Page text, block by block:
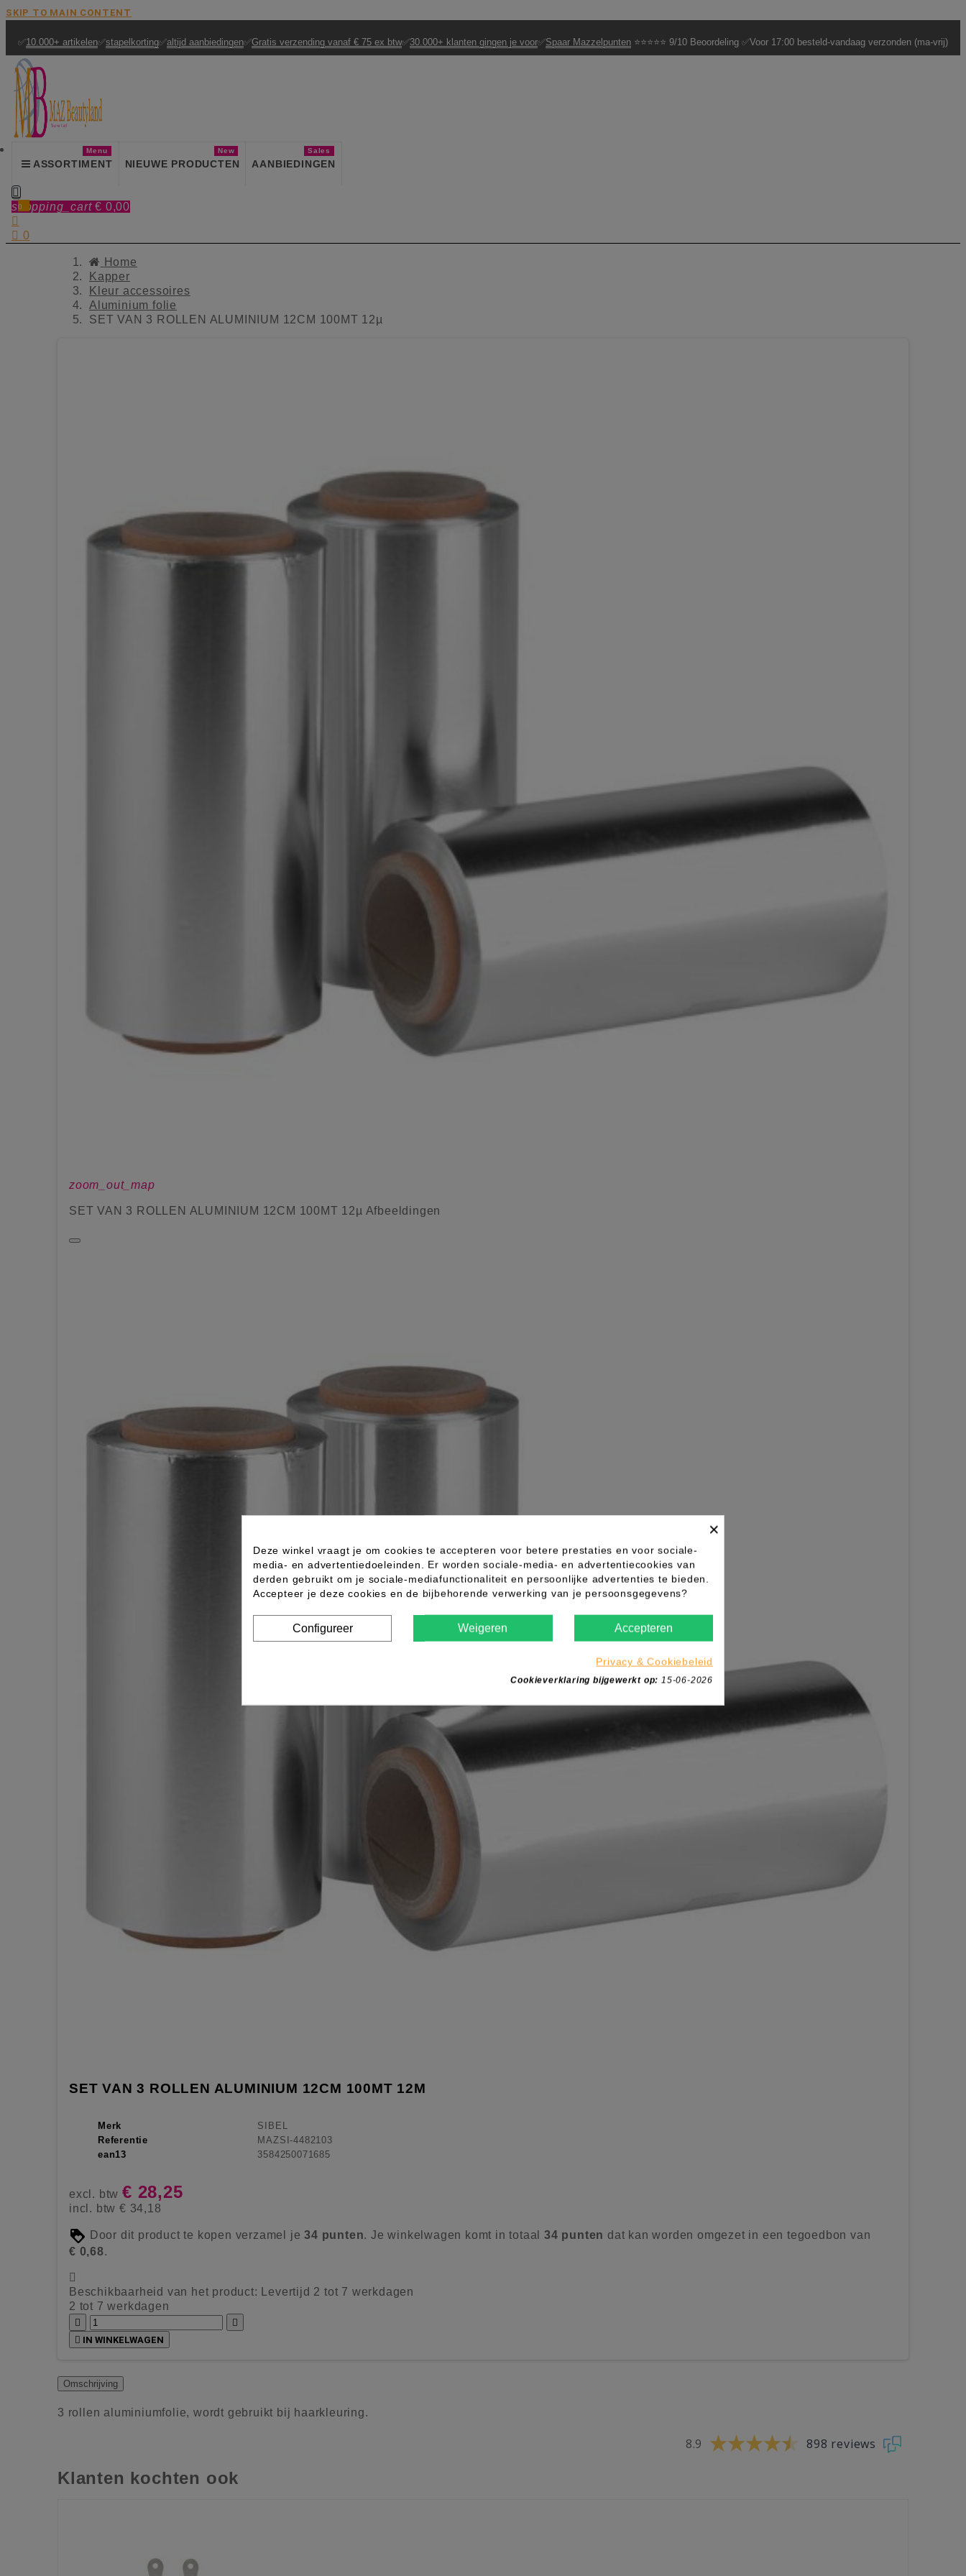
SKIP TO MAIN CONTENT
✅10.000+ artikelen✅stapelkorting✅altijd aanbiedingen✅Gratis verzending vanaf € 75 ex btw✅30.000+ klanten gingen je voor✅Spaar Mazzelpunten ⭐⭐⭐⭐⭐ 9/10 Beoordeling ✅Voor 17:00 besteld-vandaag verzonden (ma-vrij)
ASSORTIMENT
Menu
NIEUWE PRODUCTEN
New
AANBIEDINGEN
Sales

shopping_cart € 0,00
0

 0
Home
Kapper
Kleur accessoires
Aluminium folie
SET VAN 3 ROLLEN ALUMINIUM 12CM 100MT 12µ
zoom_out_map
SET VAN 3 ROLLEN ALUMINIUM 12CM 100MT 12µ Afbeeldingen
SET VAN 3 ROLLEN ALUMINIUM 12CM 100MT 12Μ
Merk
SIBEL
Referentie
MAZSI-4482103
ean13
3584250071685
excl. btw € 28,25
incl. btw € 34,18
Door dit product te kopen verzamel je34 punten. Je winkelwagen komt in totaal34 punten dat kan worden omgezet in een tegoedbon van
€ 0,68.

Beschikbaarheid van het product:
Levertijd 2 tot 7 werkdagen
2 tot 7 werkdagen


 IN WINKELWAGEN
Omschrijving
3 rollen aluminiumfolie, wordt gebruikt bij haarkleuring.
8.9 898 reviews
Klanten kochten ook
×
Deze winkel vraagt je om cookies te accepteren voor betere prestaties en voor sociale-
media- en advertentiedoeleinden. Er worden sociale-media- en advertentiecookies van
derden gebruikt om je sociale-mediafunctionaliteit en persoonlijke advertenties te bieden.
Accepteer je deze cookies en de bijbehorende verwerking van je persoonsgegevens?
Configureer Weigeren Accepteren
Privacy & Cookiebeleid
Cookieverklaring bijgewerkt op: 15-06-2026